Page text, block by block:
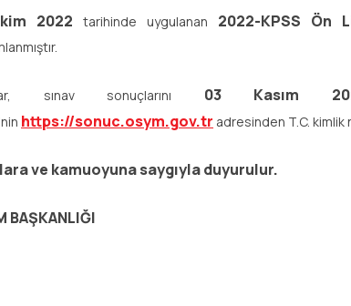
2022 tarihinde uygulanan 2022-KPSS Ön
sınav sonuçlarını 03 Kasım
https://sonuc.osym.gov.tr adresinden T.C.
ve kamuoyuna saygıyla duyurulur.
BAŞKANLIĞI